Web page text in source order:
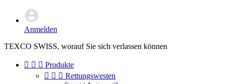
Anmelden
TEXCO SWISS, worauf Sie sich verlassen können
   Produkte
   Rettungswesten